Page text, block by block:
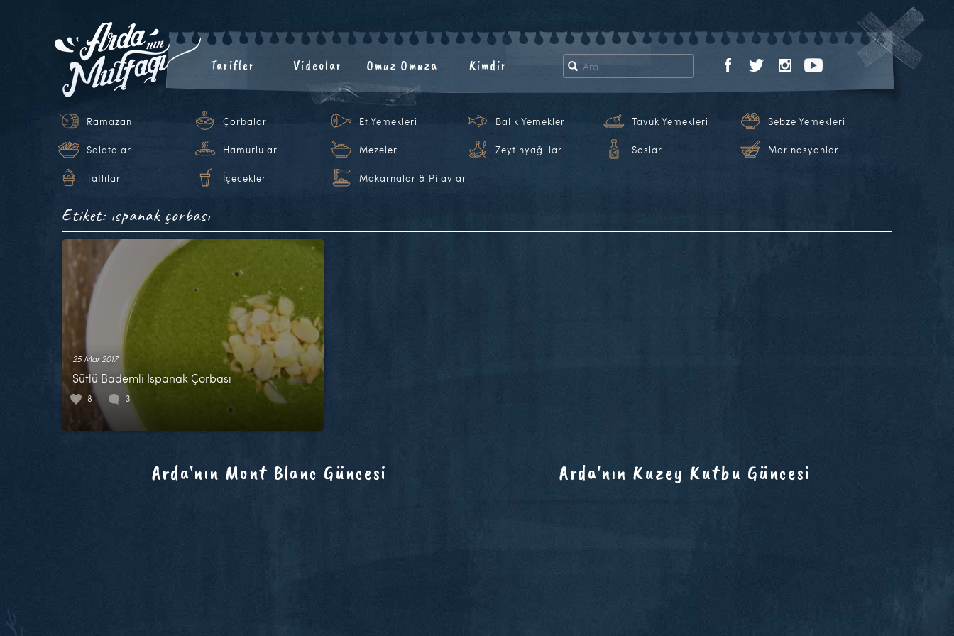
Tarifler Videolar Omuz Omuza Kimdir
Ramazan Çorbalar Et Yemekleri Balık Yemekleri Tavuk Yemekleri Sebze Yemekleri
Salatalar Hamurlular Mezeler Zeytinyağlılar Soslar Marinasyonlar
Tatlılar İçecekler Makarnalar & Pilavlar
Etiket: ıspanak çorbası
25 Mar 2017
Sütlü Bademli Ispanak Çorbası
8 3
Arda'nın Mont Blanc Güncesi Arda'nın Kuzey Kutbu Güncesi